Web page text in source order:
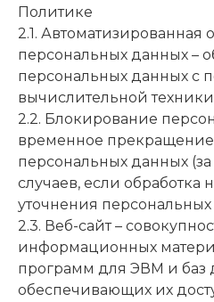
Политике
2.1. Автоматизированная
персональных данных –
персональных данных с
вычислительной
2.2. Блокирование
временное прекращение
персональных данных
случаев, если обработка
уточнения
2.3. Веб-сайт –
информационных
программ для ЭВМ и баз
обеспечивающих их